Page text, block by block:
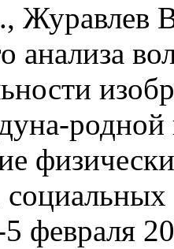
Журавлев
анализа
февраля